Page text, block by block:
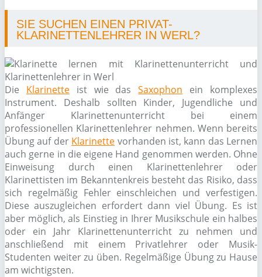
SIE SUCHEN EINEN PRIVAT-
KLARINETTENLEHRER IN WERL?
Die Klarinetteist wie dasSaxophon ein komplexes
Instrument. Deshalb sollten Kinder, Jugendliche und
Anfänger Klarinettenunterricht bei einem
professionellen Klarinettenlehrer nehmen. Wenn bereits
Übung auf der Klarinette vorhanden ist, kann das Lernen
auch gerne in die eigene Hand genommen werden. Ohne
Einweisung durch einen Klarinettenlehrer oder
Klarinettisten im Bekanntenkreis besteht das Risiko, dass
sich regelmäßig Fehler einschleichen und verfestigen.
Diese auszugleichen erfordert dann viel Übung. Es ist
aber möglich, als Einstieg in Ihrer Musikschule ein halbes
oder ein Jahr Klarinettenunterricht zu nehmen und
anschließend mit einem Privatlehrer oder Musik-
Studenten weiter zu üben. Regelmäßige Übung zu Hause
am wichtigsten.